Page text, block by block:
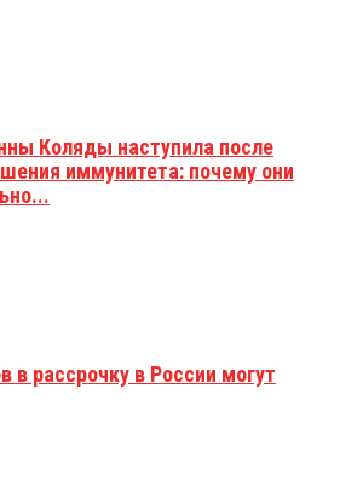
Коляды наступила после
иммунитета: почему они
рассрочку в России могут